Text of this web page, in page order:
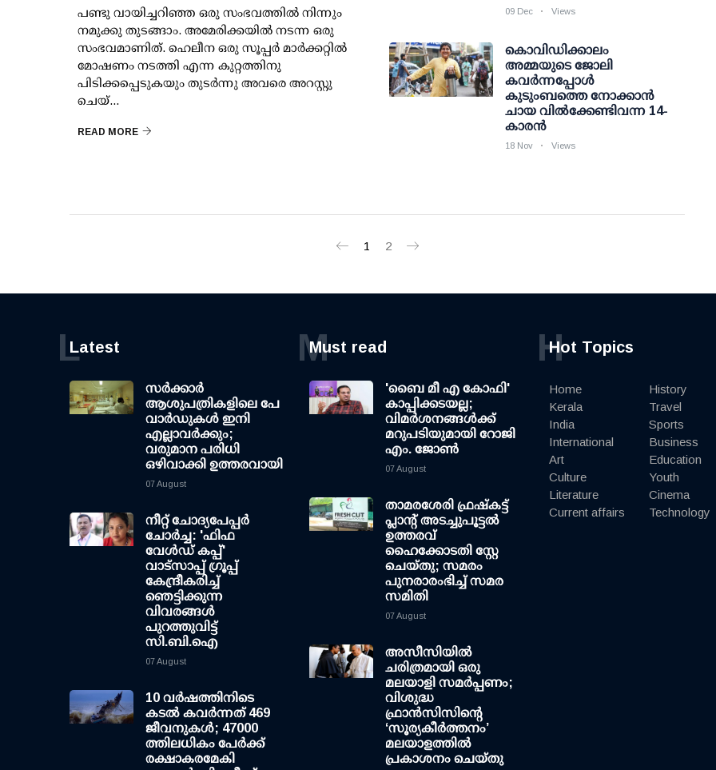
പണ്ടു വായിച്ചറിഞ്ഞ ഒരു സംഭവത്തിൽ നിന്നും
നമുക്കു തുടങ്ങാം. അമേരിക്കയിൽ നടന്ന ഒരു
സംഭവമാണിത്. ഹെലീന ഒരു സൂപ്പർ മാർക്കറ്റിൽ
മോഷണം നടത്തി എന്ന കുറ്റത്തിനു
പിടിക്കപ്പെടുകയും തുടർന്നു അവരെ അറസ്റ്റു
ചെയ്...
READ MORE
09 Dec Views
കൊവിഡിക്കാലം
അമ്മയുടെ ജോലി
കവര്‍ന്നപ്പോള്‍
കുടുംബത്തെ നോക്കാന്‍
ചായ വില്‍ക്കേണ്ടിവന്ന 14-
കാരന്‍
18 Nov Views
1 2
Latest
L
സര്‍ക്കാര്‍
ആശുപത്രികളിലെ പേ
വാര്‍ഡുകള്‍ ഇനി
എല്ലാവര്‍ക്കും;
വരുമാന പരിധി
ഒഴിവാക്കി ഉത്തരവായി
07 August
നീറ്റ് ചോദ്യപേപ്പര്‍
ചോര്‍ച്ച: 'ഫിഫ
വേള്‍ഡ് കപ്പ്'
വാട്സാപ്പ് ഗ്രൂപ്പ്
കേന്ദ്രീകരിച്ച്
ഞെട്ടിക്കുന്ന
വിവരങ്ങള്‍
പുറത്തുവിട്ട്
സി.ബി.ഐ
07 August
10 വര്‍ഷത്തിനിടെ
കടല്‍ കവര്‍ന്നത് 469
ജീവനുകള്‍; 47000
ത്തിലധികം പേര്‍ക്ക്
രക്ഷാകരമേകി
Must read
M
'ബൈ മീ എ കോഫി'
കാപ്പിക്കടയല്ല;
വിമര്‍ശനങ്ങള്‍ക്ക്
മറുപടിയുമായി റോജി
എം. ജോണ്‍
07 August
താമരശേരി ഫ്രഷ്കട്ട്
പ്ലാന്റ് അടച്ചുപൂട്ടൽ
ഉത്തരവ്
ഹൈക്കോടതി സ്റ്റേ
ചെയ്തു; സമരം
പുനരാരംഭിച്ച് സമര
സമിതി
07 August
അസീസിയിൽ
ചരിത്രമായി ഒരു
മലയാളി സമർപ്പണം;
വിശുദ്ധ
ഫ്രാൻസിസിന്റെ
‘സൂര്യകീർത്തനം’
മലയാളത്തിൽ
പ്രകാശനം ചെയ്തു
Hot Topics
H
Home
Kerala
India
International
Art
Culture
Literature
Current affairs
History
Travel
Sports
Business
Education
Youth
Cinema
Technology